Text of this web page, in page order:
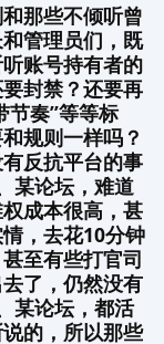
那些不倾听曾
管理员们，既
账号持有者的
封禁？还要再
节奏”等等标
规则一样吗？
反抗平台的事
某论坛，难道
成本很高，甚
，去花10分钟
至有些打官司
了，仍然没有
某论坛，都活
的，所以那些